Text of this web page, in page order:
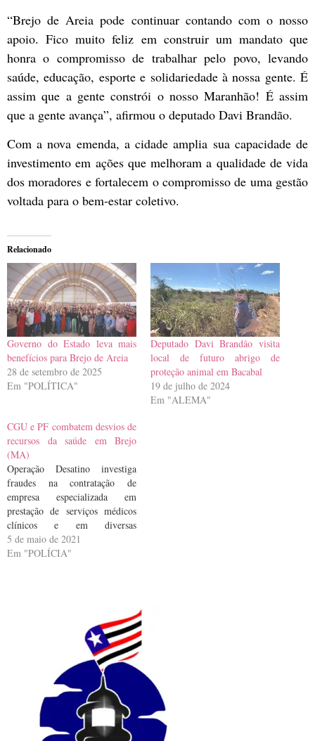
“Brejo de Areia pode continuar contando com o nosso
apoio. Fico muito feliz em construir um mandato que
honra o compromisso de trabalhar pelo povo, levando
saúde, educação, esporte e solidariedade à nossa gente. É
assim que a gente constrói o nosso Maranhão! É assim
que a gente avança”, afirmou o deputado Davi Brandão.
Com a nova emenda, a cidade amplia sua capacidade de
investimento em ações que melhoram a qualidade de vida
dos moradores e fortalecem o compromisso de uma gestão
voltada para o bem-estar coletivo.
Relacionado
Governo do Estado leva mais
benefícios para Brejo de Areia
28 de setembro de 2025
Em "POLÍTICA"
Deputado Davi Brandão visita
local de futuro abrigo de
proteção animal em Bacabal
19 de julho de 2024
Em "ALEMA"
CGU e PF combatem desvios de
recursos da saúde em Brejo
(MA)
Operação Desatino investiga
fraudes na contratação de
empresa especializada em
prestação de serviços médicos
clínicos e em diversas
especialidades
5 de maio de 2021
Em "POLÍCIA"